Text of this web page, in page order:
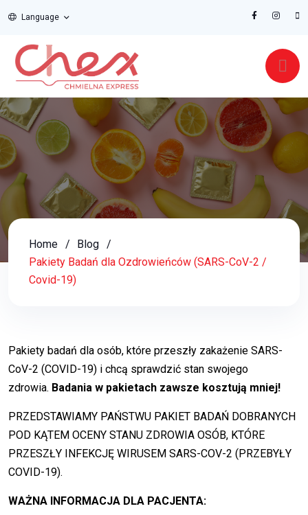
Language
Home
Blog
Pakiety Badań dla Ozdrowieńców (SARS-CoV-2 /
Covid-19)
Pakiety badań dla osób, które przeszły zakażenie SARS-
CoV-2 (COVID-19) i chcą sprawdzić stan swojego
zdrowia. Badania w pakietach zawsze kosztują mniej!
PRZEDSTAWIAMY PAŃSTWU PAKIET BADAŃ DOBRANYCH
POD KĄTEM OCENY STANU ZDROWIA OSÓB, KTÓRE
PRZESZŁY INFEKCJĘ WIRUSEM SARS-COV-2 (PRZEBYŁY
COVID-19).
WAŻNA INFORMACJA DLA PACJENTA: